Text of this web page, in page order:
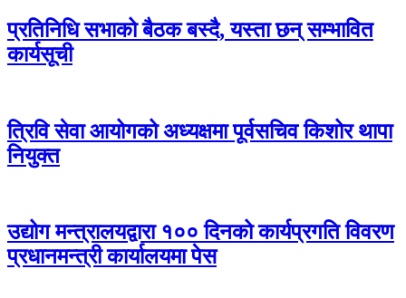
प्रतिनिधि सभाको बैठक बस्दै, यस्ता छन् सम्भावित
कार्यसूची
त्रिवि सेवा आयोगको अध्यक्षमा पूर्वसचिव किशोर थापा
नियुक्त
उद्योग मन्त्रालयद्वारा १०० दिनको कार्यप्रगति विवरण
प्रधानमन्त्री कार्यालयमा पेस